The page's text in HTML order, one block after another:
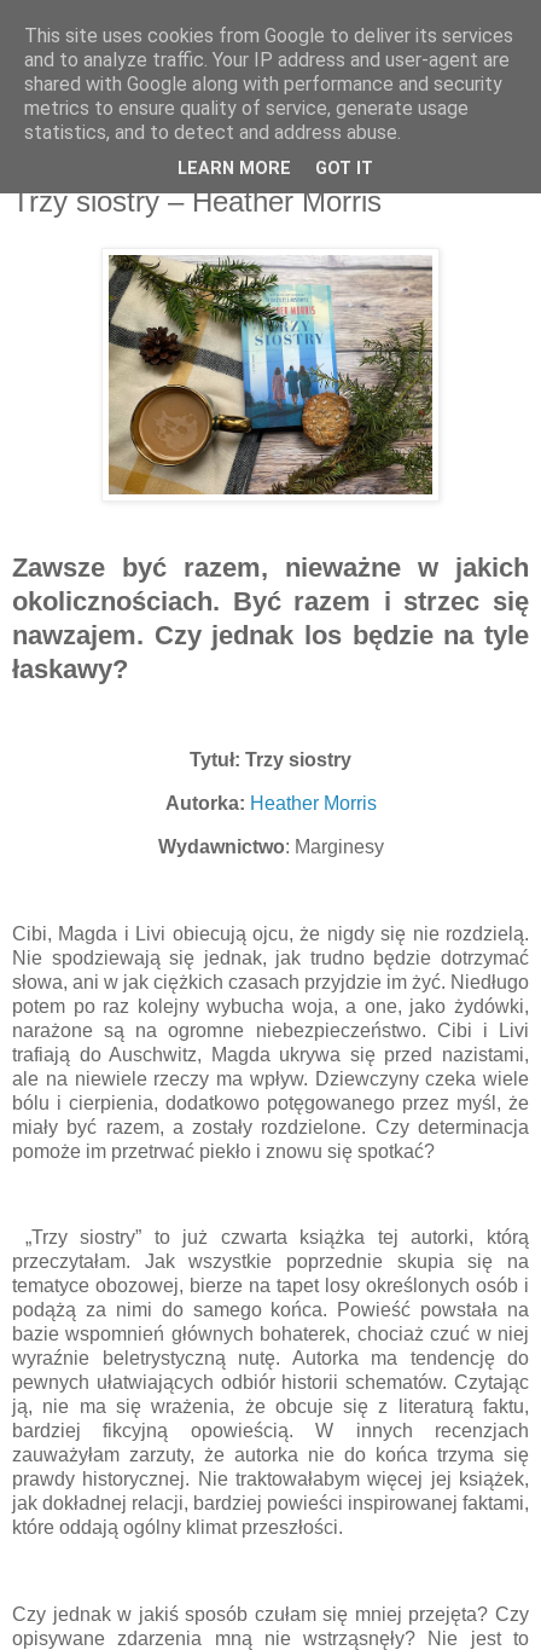
Recenzje na widelcu
Portal kulturalny - książki, recenzje, inspiracje, konkursy.
wtorek, 7 grudnia 2021
Trzy siostry – Heather Morris
Zawsze być razem, nieważne w jakich
okolicznościach. Być razem i strzec się
nawzajem. Czy jednak los będzie na tyle
łaskawy?
Tytuł: Trzy siostry
Autorka: Heather Morris
Wydawnictwo: Marginesy
Cibi, Magda i Livi obiecują ojcu, że nigdy się nie rozdzielą.
Nie spodziewają się jednak, jak trudno będzie dotrzymać
słowa, ani w jak ciężkich czasach przyjdzie im żyć. Niedługo
potem po raz kolejny wybucha woja, a one, jako żydówki,
narażone są na ogromne niebezpieczeństwo. Cibi i Livi
trafiają do Auschwitz, Magda ukrywa się przed nazistami,
ale na niewiele rzeczy ma wpływ. Dziewczyny czeka wiele
bólu i cierpienia, dodatkowo potęgowanego przez myśl, że
miały być razem, a zostały rozdzielone. Czy determinacja
pomoże im przetrwać piekło i znowu się spotkać?
„Trzy siostry” to już czwarta książka tej autorki, którą
przeczytałam. Jak wszystkie poprzednie skupia się na
tematyce obozowej, bierze na tapet losy określonych osób i
podążą za nimi do samego końca. Powieść powstała na
bazie wspomnień głównych bohaterek, chociaż czuć w niej
wyraźnie beletrystyczną nutę. Autorka ma tendencję do
pewnych ułatwiających odbiór historii schematów. Czytając
ją, nie ma się wrażenia, że obcuje się z literaturą faktu,
bardziej fikcyjną opowieścią. W innych recenzjach
zauważyłam zarzuty, że autorka nie do końca trzyma się
prawdy historycznej. Nie traktowałabym więcej jej książek,
jak dokładnej relacji, bardziej powieści inspirowanej faktami,
które oddają ogólny klimat przeszłości.
Czy jednak w jakiś sposób czułam się mniej przejęta? Czy
opisywane zdarzenia mną nie wstrząsnęły? Nie jest to
This site uses cookies from Google to deliver its services
and to analyze traffic. Your IP address and user-agent are
shared with Google along with performance and security
metrics to ensure quality of service, generate usage
statistics, and to detect and address abuse.
LEARN MORE GOT IT